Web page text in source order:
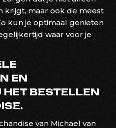
krijgt, maar ook de meest
kun je optimaal genieten
waar voor je
EN
HET BESTELLEN
van Michael van